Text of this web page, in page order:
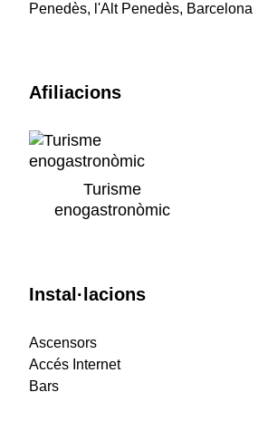
Penedès, l'Alt Penedès, Barcelona
Afiliacions
Turisme
enogastronòmic
Instal·lacions
Ascensors
Accés Internet
Bars